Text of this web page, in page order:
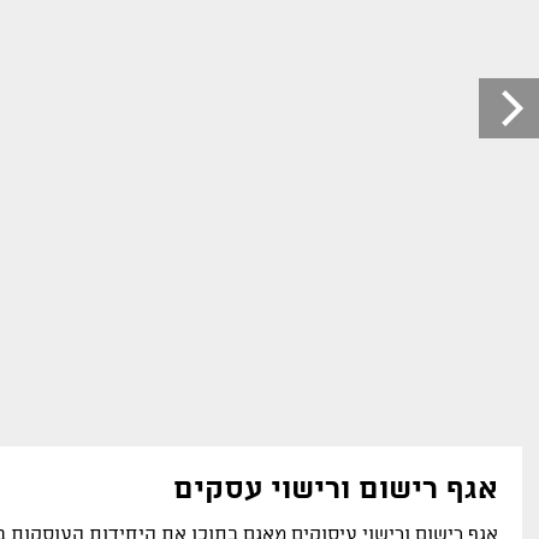
אגף רישום ורישוי עסקים